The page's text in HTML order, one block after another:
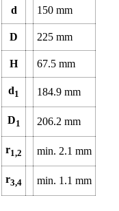
d 150mm
D 225mm
H 67.5mm
d1 184.9mm
D1 206.2mm
r1,2 min. 2.1mm
r3,4 min. 1.1mm